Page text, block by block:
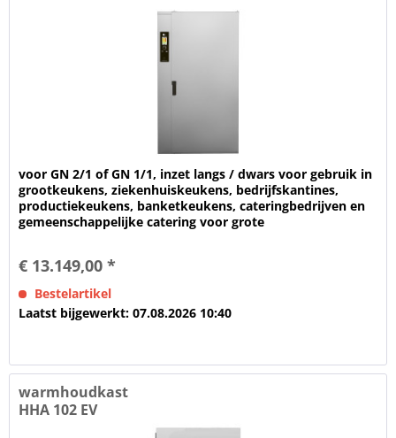
voor GN 2/1 of GN 1/1, inzet langs / dwars voor gebruik in
grootkeukens, ziekenhuiskeukens, bedrijfskantines,
productiekeukens, banketkeukens, cateringbedrijven en
gemeenschappelijke catering voor grote
€ 13.149,00 *
Bestelartikel
Laatst bijgewerkt: 07.08.2026 10:40
warmhoudkast
HHA 102 EV